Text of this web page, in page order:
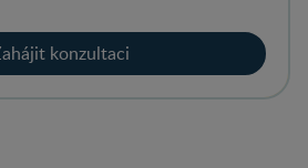
konzultaci